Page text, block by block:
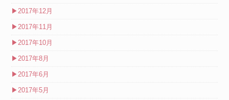
▶2017年12月
▶2017年11月
▶2017年10月
▶2017年8月
▶2017年6月
▶2017年5月